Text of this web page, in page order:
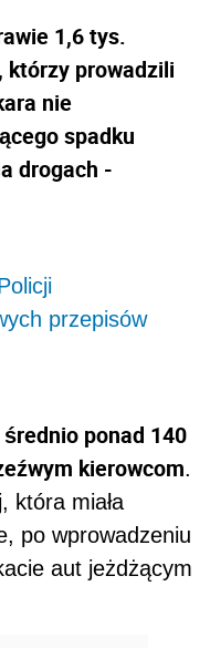
1,6 tys.
którzy prowadzili
nie
spadku
drogach -
przepisów
ponad 140
kierowcom.
która miała
po wprowadzeniu
aut jeżdżącym